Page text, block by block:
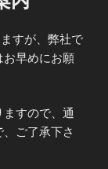
すが、弊社で
お早めにお願
すので、通
ご了承下さ